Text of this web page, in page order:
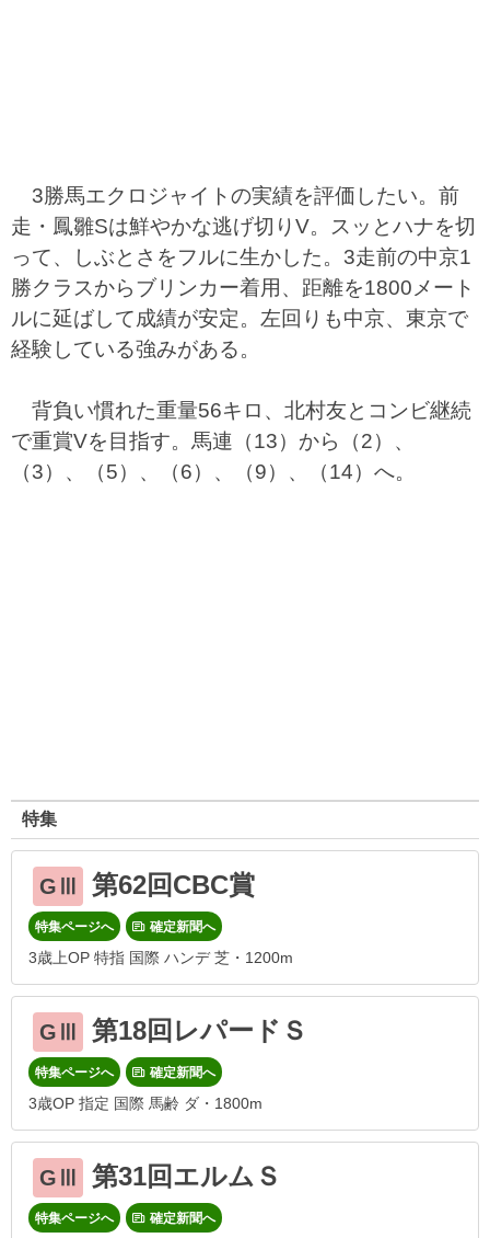
3勝馬エクロジャイトの実績を評価したい。前
走・鳳雛Sは鮮やかな逃げ切りV。スッとハナを切
って、しぶとさをフルに生かした。3走前の中京1
勝クラスからブリンカー着用、距離を1800メート
ルに延ばして成績が安定。左回りも中京、東京で
経験している強みがある。
背負い慣れた重量56キロ、北村友とコンビ継続
で重賞Vを目指す。馬連（13）から（2）、
（3）、（5）、（6）、（9）、（14）へ。
特集
GⅢ 第62回CBC賞
特集ページへ 確定新聞へ
3歳上OP 特指 国際 ハンデ 芝・1200m
GⅢ 第18回レパードＳ
特集ページへ 確定新聞へ
3歳OP 指定 国際 馬齢 ダ・1800m
GⅢ 第31回エルムＳ
特集ページへ 確定新聞へ